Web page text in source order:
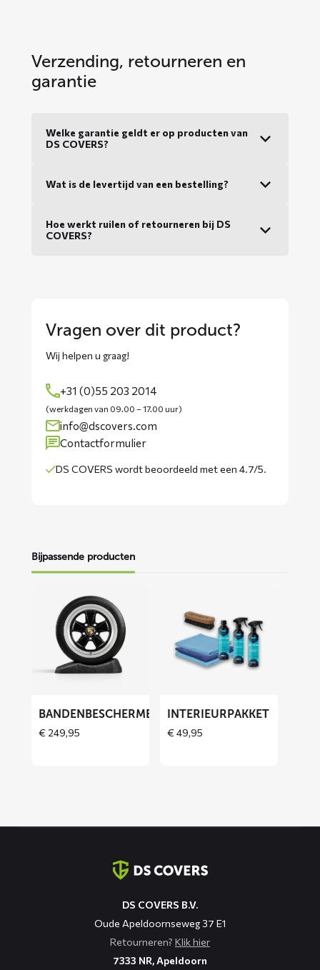
Verzending, retourneren en
garantie
Welke garantie geldt er op producten van
DS COVERS?
Wat is de levertijd van een bestelling?
Hoe werkt ruilen of retourneren bij DS
COVERS?
Vragen over dit product?
Wij helpen u graag!
+31 (0)55 203 2014
(werkdagen van 09.00 – 17.00 uur)
info@dscovers.com
Contactformulier
DS COVERS wordtbeoordeeld met een 4.7/5.
Bijpassende producten
Bandenbeschermers
BANDENBESCHERMERS
€ 249,95
Interieurpakket
INTERIEURPAKKET
€49,95
DS COVERS B.V.
Oude Apeldoornseweg 37 E1
Retourneren? Klik hier
7333 NR, Apeldoorn